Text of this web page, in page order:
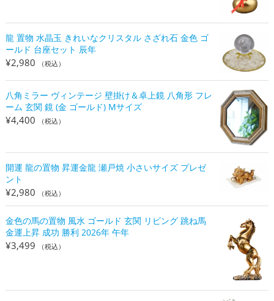
龍 置物 水晶玉 きれいなクリスタル さざれ石 金色 ゴ
ールド 台座セット 辰年
¥2,980 （税込）
八角ミラー ヴィンテージ 壁掛け＆卓上鏡 八角形 フレ
ーム 玄関 鏡 (金 ゴールド) Mサイズ
¥4,400 （税込）
開運 龍の置物 昇運金龍 瀬戸焼 小さいサイズ プレゼ
ント
¥2,980 （税込）
金色の馬の置物 風水 ゴールド 玄関 リビング 跳ね馬
金運上昇 成功 勝利 2026年 午年
¥3,499 （税込）